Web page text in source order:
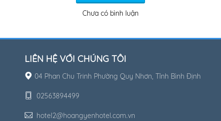
Chưa có bình luận
LIÊN HỆ VỚI CHÚNG TÔI
04 Phan Chu Trinh Phường Quy Nhơn, Tỉnh Bình Định
02563894499
hotel2@hoangyenhotel.com.vn